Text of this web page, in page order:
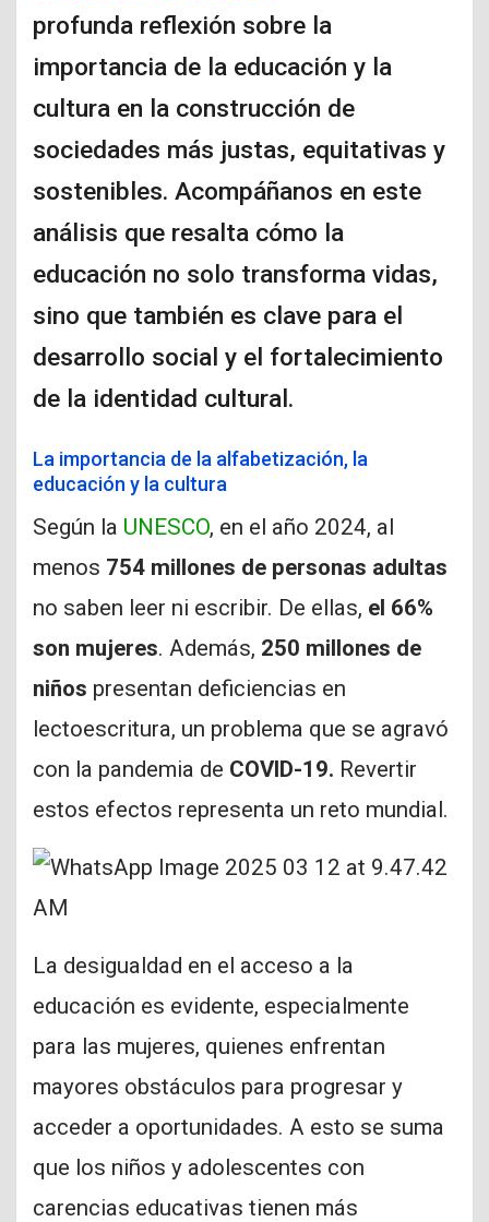
profunda reflexión sobre la
importancia de la educación y la
cultura en la construcción de
sociedades más justas, equitativas y
sostenibles. Acompáñanos en este
análisis que resalta cómo la
educación no solo transforma vidas,
sino que también es clave para el
desarrollo social y el fortalecimiento
de la identidad cultural.
La importancia de la alfabetización, la
educación y la cultura
Según la UNESCO, en el año 2024, al
menos 754 millones de personas adultas
no saben leer ni escribir. De ellas, el 66%
son mujeres. Además, 250 millones de
niños presentan deficiencias en
lectoescritura, un problema que se agravó
con la pandemia de COVID-19. Revertir
estos efectos representa un reto mundial.
La desigualdad en el acceso a la
educación es evidente, especialmente
para las mujeres, quienes enfrentan
mayores obstáculos para progresar y
acceder a oportunidades. A esto se suma
que los niños y adolescentes con
carencias educativas tienen más